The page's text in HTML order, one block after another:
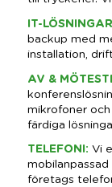
IT-LÖSNINGAR
backup med
installation,
AV &
mikrofoner och
färdiga
TELEFONI: Vi
företags